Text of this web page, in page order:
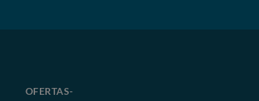
OFERTAS-